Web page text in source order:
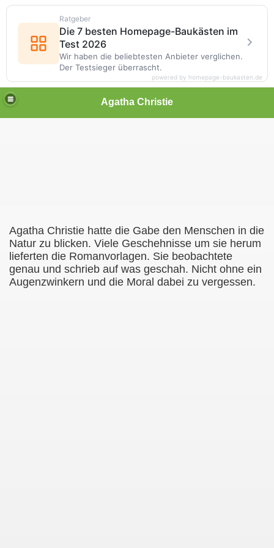
Agatha Christie
Agatha Christie hatte die Gabe den Menschen in die
Natur zu blicken. Viele Geschehnisse um sie herum
lieferten die Romanvorlagen. Sie beobachtete
genau und schrieb auf was geschah. Nicht ohne ein
Augenzwinkern und die Moral dabei zu vergessen.
Ratgeber
Die 7 besten Homepage-Baukästen im
Test 2026
Wir haben die beliebtesten Anbieter verglichen.
Der Testsieger überrascht.
powered by homepage-baukasten.de